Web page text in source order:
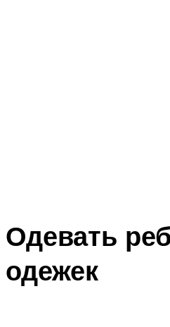
Одевать
одежек